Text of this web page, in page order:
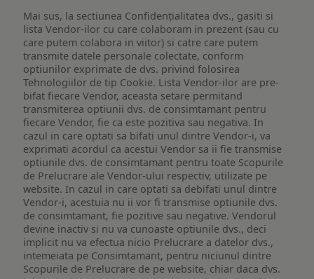
Mai sus, la sectiunea Confidențialitatea dvs., gasiti si
lista Vendor-ilor cu care colaboram in prezent (sau cu
care putem colabora in viitor) si catre care putem
transmite datele personale colectate, conform
optiunilor exprimate de dvs. privind folosirea
Tehnologiilor de tip Cookie. Lista Vendor-ilor are pre-
bifat fiecare Vendor, aceasta setare permitand
transmiterea optiunii dvs. de consimtamant pentru
fiecare Vendor, fie ca este pozitiva sau negativa. In
cazul in care optati sa bifati unul dintre Vendor-i, va
exprimati acordul ca acestui Vendor sa ii fie transmise
optiunile dvs. de consimtamant pentru toate Scopurile
de Prelucrare ale Vendor-ului respectiv, utilizate pe
website. In cazul in care optati sa debifati unul dintre
Vendor-i, acestuia nu ii vor fi transmise optiunile dvs.
de consimtamant, fie pozitive sau negative. Vendorul
devine inactiv si nu va cunoaste optiunile dvs., deci
implicit nu va efectua nicio Prelucrare a datelor dvs.,
intemeiata pe Consimtamant, pentru niciunul dintre
Scopurile de Prelucrare de pe website, chiar daca dvs.